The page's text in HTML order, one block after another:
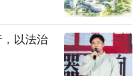
，以法治